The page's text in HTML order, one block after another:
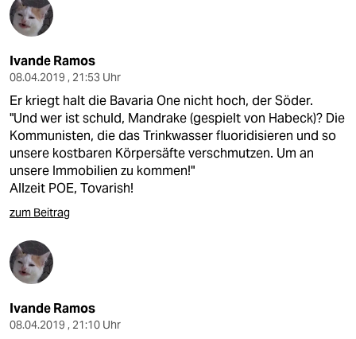
Ivande Ramos
08.04.2019 , 21:53 Uhr
Er kriegt halt die Bavaria One nicht hoch, der Söder.
"Und wer ist schuld, Mandrake (gespielt von Habeck)? Die
Kommunisten, die das Trinkwasser fluoridisieren und so
unsere kostbaren Körpersäfte verschmutzen. Um an
unsere Immobilien zu kommen!"
Allzeit POE, Tovarish!
zum Beitrag
Ivande Ramos
08.04.2019 , 21:10 Uhr